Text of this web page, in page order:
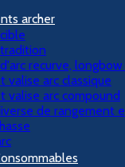
archer
recurve,
valise arc classique
valise arc compound
de rangement